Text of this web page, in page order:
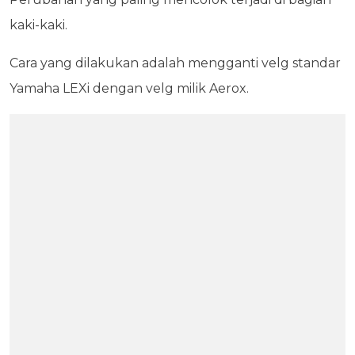
kaki-kaki.
Cara yang dilakukan adalah mengganti velg standar
Yamaha LEXi dengan velg milik Aerox.